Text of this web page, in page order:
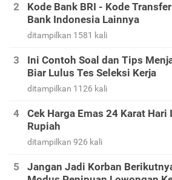
Kode Bank BRI - Kode
Bank Indonesia Lainnya
ditampilkan 1581 kali
Ini Contoh Soal dan Tips
Biar Lulus Tes Seleksi Kerja
ditampilkan 1126 kali
Cek Harga Emas 24 Karat Hari
Rupiah
ditampilkan 926 kali
Jangan Jadi Korban